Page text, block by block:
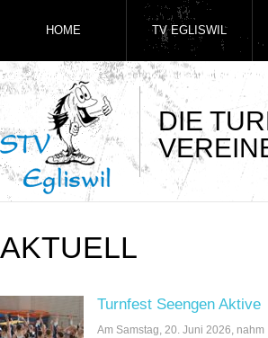
DIE
HOME TV EGLISWIL
AKTUELL
Turnfest Seengen Aktive
Am Samstag, 20. Juni 2026, nahm